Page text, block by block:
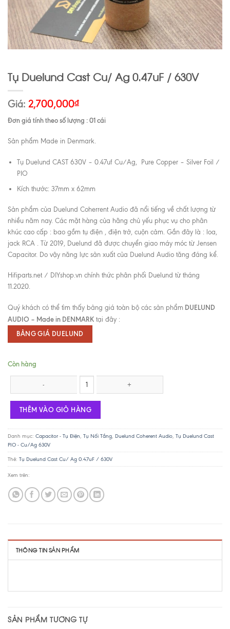
Tụ Duelund Cast Cu/ Ag 0.47uF / 630V
Giá: 2,700,000₫
Đơn giá tính theo số lượng : 01 cái
Sản phẩm Made in Denmark.
Tụ Duelund CAST 630V – 0.47uf Cu/Ag, Pure Copper – Silver Foil /
PIO
Kích thước: 37mm x 62mm
Sản phẩm của Duelund Coherrent Audio đã nổi tiếng về chất lượng từ
nhiều năm nay. Các mặt hàng của hãng chủ yếu phục vụ cho phân
khúc cao cấp : bao gồm tụ điện , điện trở, cuộn cảm. Gần đây là : loa,
jack RCA . Từ 2019, Duelund đã được chuyển giao máy móc từ Jensen
Capacitor. Do vậy năng lực sản xuất của Duelund Audio tăng đáng kể.
Hifiparts.net / DIYshop.vn chính thức phân phối Duelund từ tháng
11.2020.
Quý khách có thể tìm thấy bảng giá toàn bộ các sản phẩm DUELUND
AUDIO – Made in DENMARK tại đây :
BẢNG GIÁ DUELUND
Còn hàng
Tụ Duelund Cast Cu/ Ag 0.47uF / 630V số lượng
THÊM VÀO GIỎ HÀNG
Danh mục: Capacitor - Tụ Điện Tụ Nối Tầng Duelund Coherent Audio Tụ Duelund Cast
PIO - Cu/Ag 630V
Thẻ: Tụ Duelund Cast Cu/ Ag 0.47uF / 630V
Xem trên:
THÔNG TIN SẢN PHẨM
SẢN PHẨM TƯƠNG TỰ